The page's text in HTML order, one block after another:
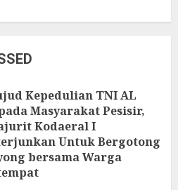
Kepedulian TNI AL
Masyarakat Pesisir,
Kodaeral I
Untuk Bergotong
bersama Warga